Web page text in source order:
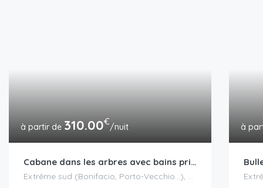
310.00€/nuit
Cabane dans les arbres avec bains privatifs dans un domaine avec piscine et bain à remous